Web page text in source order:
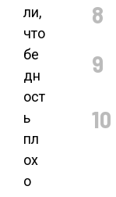
ли,
что
бе
дн
ост
ь
пл
ох
о